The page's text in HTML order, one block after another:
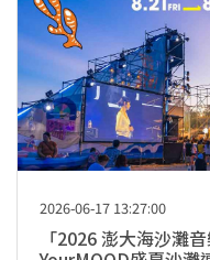
2026-06-17 13:27:00
「2026 澎大海沙灘